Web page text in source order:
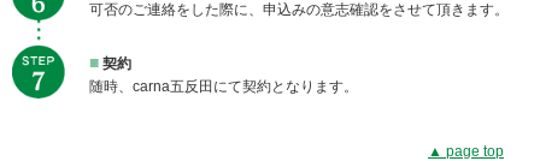
可否のご連絡をした際に、申込みの意志確認をさせて頂きます。
■ 契約
随時、carna五反田にて契約となります。
▲ page top